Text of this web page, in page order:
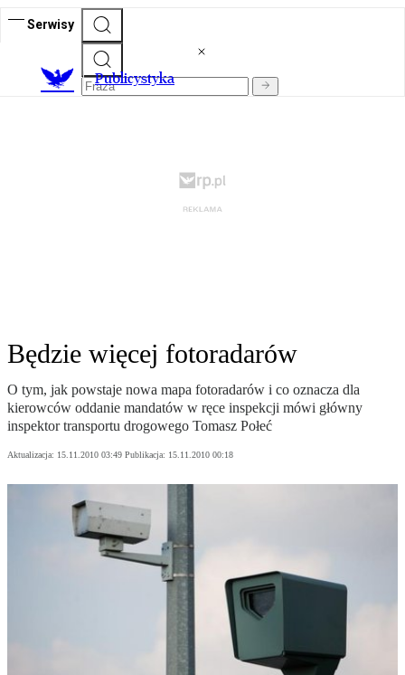
Serwisy
Publicystyka
Będzie więcej fotoradarów
O tym, jak powstaje nowa mapa fotoradarów i co oznacza dla
kierowców oddanie mandatów w ręce inspekcji mówi główny
inspektor transportu drogowego Tomasz Połeć
Aktualizacja: 15.11.2010 03:49 Publikacja: 15.11.2010 00:18